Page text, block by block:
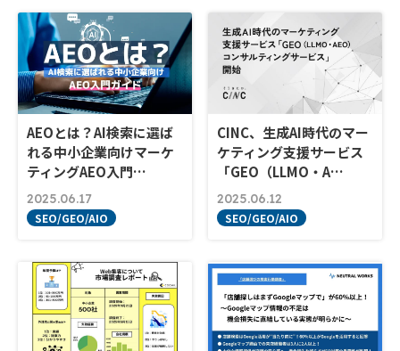
AEOとは？AI検索に選ば
れる中小企業向けマーケ
ティングAEO入門…
2025.06.17
SEO/GEO/AIO
CINC、生成AI時代のマー
ケティング支援サービス
「GEO（LLMO・A…
2025.06.12
SEO/GEO/AIO